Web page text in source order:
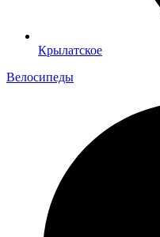
Крылатское
Велосипеды